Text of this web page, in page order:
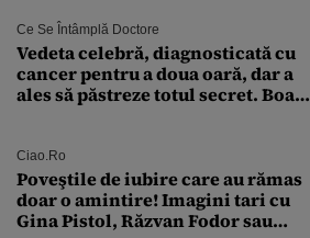
Ce Se Întâmplă Doctore
Vedeta celebră, diagnosticată cu
cancer pentru a doua oară, dar a
ales să păstreze totul secret. Boala
Ciao.ro
Poveştile de iubire care au rămas
doar o amintire! Imagini tari cu
Gina Pistol, Răzvan Fodor sau